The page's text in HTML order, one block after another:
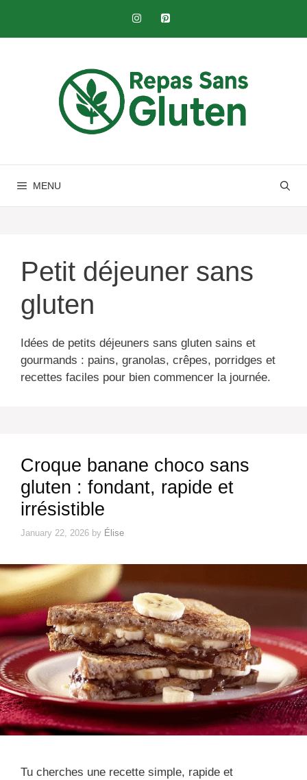
content
MENU
Petit déjeuner sans
gluten​
Idées de petits déjeuners sans gluten sains et
gourmands : pains, granolas, crêpes, porridges et
recettes faciles pour bien commencer la journée.
Croque banane choco sans
gluten : fondant, rapide et
irrésistible
January 22, 2026 by Élise
Tu cherches une recette simple, rapide et